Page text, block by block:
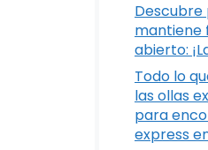
mantiene
abierto:
Todo lo
las ollas
para
express